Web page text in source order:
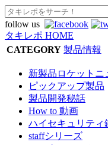
follow us
タキレポ HOME
CATEGORY 製品情報
新製品ロケットニ
ピックアップ製品
製品開発秘話
How to 動画
ハイセキュリテ
staffシリーズ